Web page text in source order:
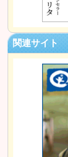
関連サイト